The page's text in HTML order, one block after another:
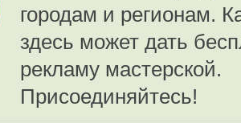
городам и регионам.
здесь может дать
рекламу мастерской.
Присоединяйтесь!